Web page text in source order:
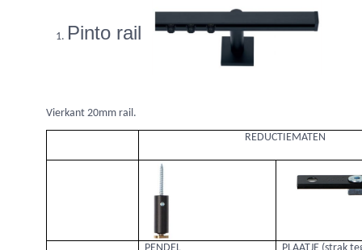
Pinto rail
Vierkant 20mm rail.
REDUCTIEMATEN
PENDEL PLAATJE (strak